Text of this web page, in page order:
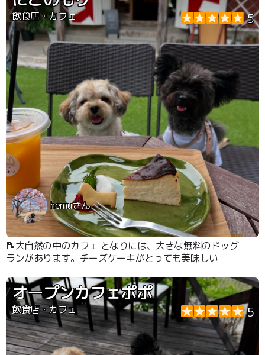
飲食店・カフェ 5
hemuさん
📝大自然の中のカフェ となりには、大きな無料のドッグ
ランがあります。チーズケーキがとっても美味しい
オープンカフェポポ
飲食店・カフェ 5